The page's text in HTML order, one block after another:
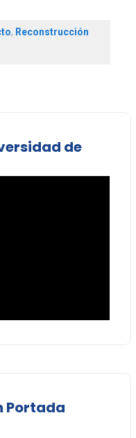
, Reconstrucción
de
Portada